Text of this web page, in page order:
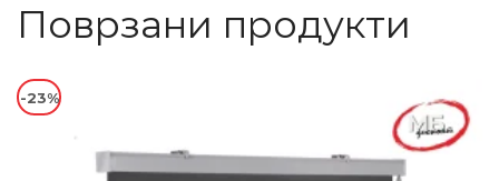
Поврзани продукти
-23%